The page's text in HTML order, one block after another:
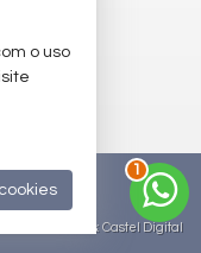
imobiliárias: Castel Digital
1
o uso